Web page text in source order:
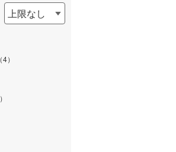
上限なし
（4）
）
(13)
ンド線
( 9